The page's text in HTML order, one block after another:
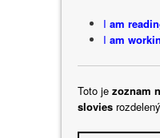
Iam
Iam
Toto je zoznam
slovies